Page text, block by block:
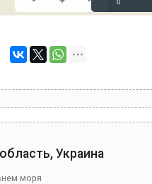
Украина
моря